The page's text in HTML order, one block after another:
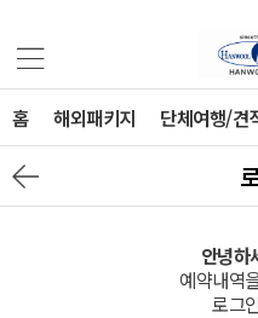
홈 해외패키지 단체여행/견
안녕하
예약내역
로그